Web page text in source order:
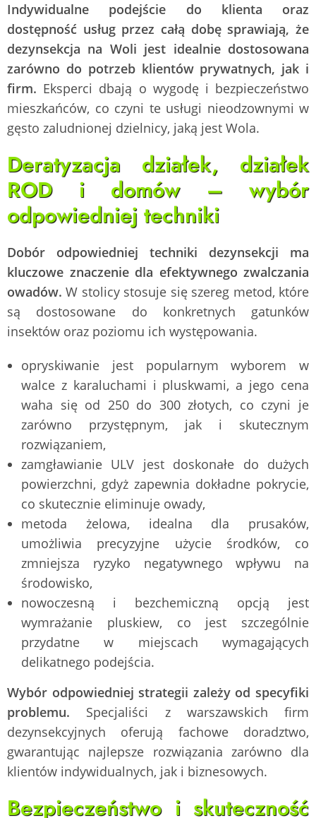
Indywidualne podejście do klienta oraz
dostępność usług przez całą dobę sprawiają, że
dezynsekcja na Woli jest idealnie dostosowana
zarówno do potrzeb klientów prywatnych, jak i
firm. Eksperci dbają o wygodę i bezpieczeństwo
mieszkańców, co czyni te usługi nieodzownymi w
gęsto zaludnionej dzielnicy, jaką jest Wola.
Deratyzacja działek, działek
ROD i domów – wybór
odpowiedniej techniki
Dobór odpowiedniej techniki dezynsekcji ma
kluczowe znaczenie dla efektywnego zwalczania
owadów. W stolicy stosuje się szereg metod, które
są dostosowane do konkretnych gatunków
insektów oraz poziomu ich występowania.
opryskiwanie jest popularnym wyborem w
walce z karaluchami i pluskwami, a jego cena
waha się od 250 do 300 złotych, co czyni je
zarówno przystępnym, jak i skutecznym
rozwiązaniem,
zamgławianie ULV jest doskonałe do dużych
powierzchni, gdyż zapewnia dokładne pokrycie,
co skutecznie eliminuje owady,
metoda żelowa, idealna dla prusaków,
umożliwia precyzyjne użycie środków, co
zmniejsza ryzyko negatywnego wpływu na
środowisko,
nowoczesną i bezchemiczną opcją jest
wymrażanie pluskiew, co jest szczególnie
przydatne w miejscach wymagających
delikatnego podejścia.
Wybór odpowiedniej strategii zależy od specyfiki
problemu. Specjaliści z warszawskich firm
dezynsekcyjnych oferują fachowe doradztwo,
gwarantując najlepsze rozwiązania zarówno dla
klientów indywidualnych, jak i biznesowych.
Bezpieczeństwo i skuteczność